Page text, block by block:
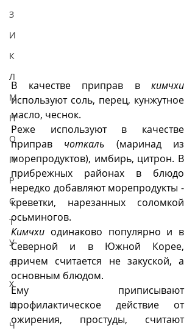
З
И
К
Л
М
Н
О
П
Р
С
Т
У
Ф
Х
Ц
Ч
В качестве приправ в кимчхи
используют соль, перец, кунжутное
масло, чеснок.
Реже используют в качестве
приправ чоткаль (маринад из
морепродуктов), имбирь, цитрон. В
прибрежных районах в блюдо
нередко добавляют морепродукты -
креветки, нарезанных соломкой
осьминогов.
Кимчхи одинаково популярно и в
Северной и в Южной Корее,
причем считается не закуской, а
основным блюдом.
Ему приписывают
профилактическое действие от
ожирения, простуды, считают